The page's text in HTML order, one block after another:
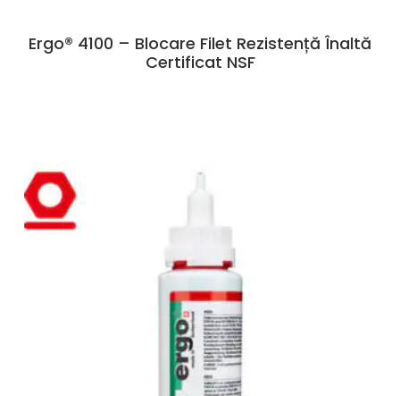
Ergo® 4100 – Blocare Filet Rezistență Înaltă
Certificat NSF